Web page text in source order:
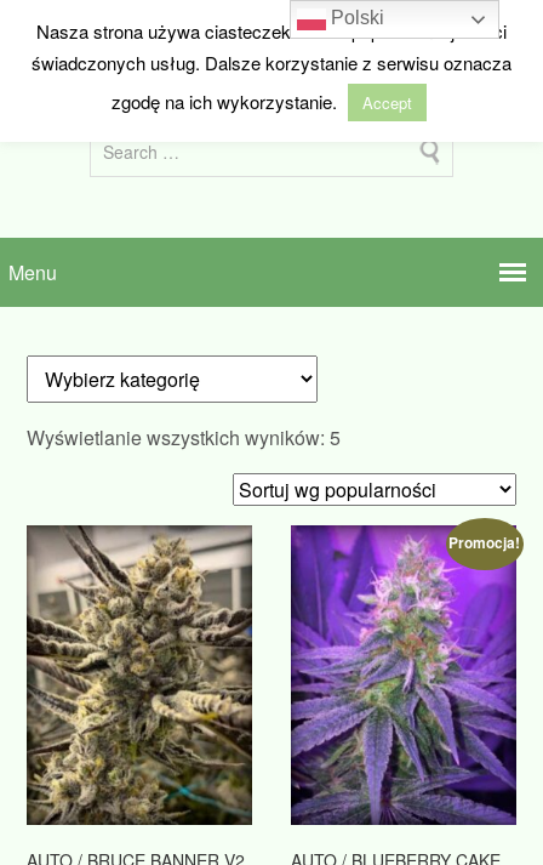
HIDEANDSEED.NL
Nasiona marihuany z Holandii
Wyświetlanie wszystkich wyników: 5Posortowane
według
popularności
Promocja!
Nasza strona używa ciasteczek w celu poprawienia jakości
świadczonych usług. Dalsze korzystanie z serwisu oznacza
zgodę na ich wykorzystanie.
Accept
Polski